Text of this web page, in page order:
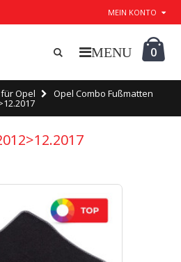
MEIN KONTO
0
für Opel Opel Combo Fußmatten